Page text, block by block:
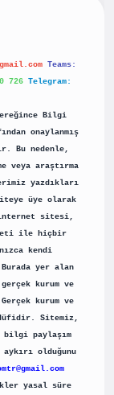
Teams:
726 Telegram:
Bilgi
onaylanmış
Bu nedenle,
araştırma
yazdıkları
üye olarak
internet sitesi,
ile hiçbir
kendi
Burada yer alan
kurum ve
kurum ve
Sitemiz,
bilgi paylaşım
olduğunu
yasal süre